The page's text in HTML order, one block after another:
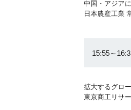
中国・アジア
日本農産工業
15:55～
拡大するグロ
東京商工リサ